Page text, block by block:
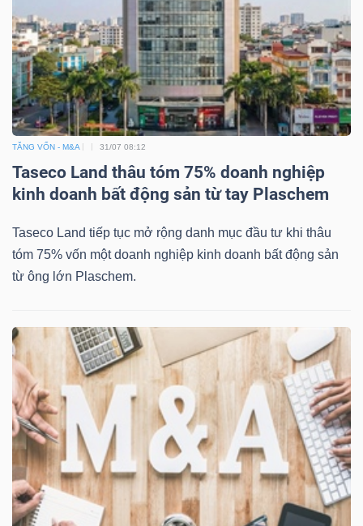
TĂNG VỐN - M&A 31/07 08:12
Taseco Land thâu tóm 75% doanh nghiệp
kinh doanh bất động sản từ tay Plaschem
Taseco Land tiếp tục mở rộng danh mục đầu tư khi thâu
tóm 75% vốn một doanh nghiệp kinh doanh bất động sản
từ ông lớn Plaschem.
SỨC
KHỎE
TÀI
CÔNG
NGHỆ
TIN
DỊCH
TRUYỀN
THÔNG